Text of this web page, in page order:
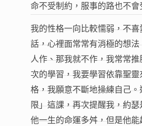
命不受制約，服事的路也不會
我的性格一向比較懦弱，不
話，心裡面常常有消極的想
人作、那我就不作，我常常
次的學習，我要學習依靠聖
格，我願意不斷地操練自己
限」這課，再次提醒我，約
他一生的命運多舛，但是他